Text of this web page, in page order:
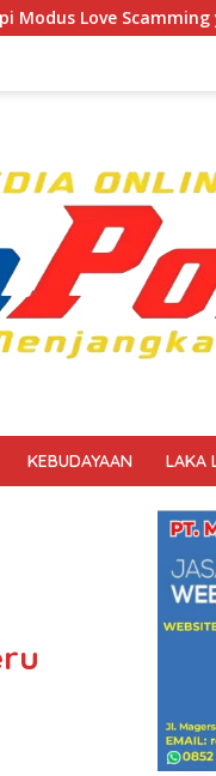
yang Kian Kompleks
KEBUDAYAAN LAKA